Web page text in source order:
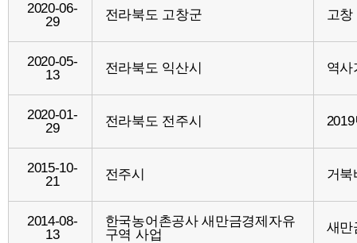
2020-06-
29
전라북도 고창군 고창
2020-05-
13
전라북도 익산시 역사
2020-01-
29
전라북도 전주시
2015-10-
21
전주시 거북
2014-08-
13
한국농어촌공사 새만금경제자유
구역 사업
새만